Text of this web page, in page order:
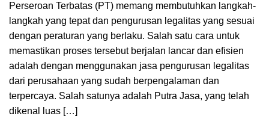
Perseroan Terbatas (PT) memang membutuhkan langkah-
langkah yang tepat dan pengurusan legalitas yang sesuai
dengan peraturan yang berlaku. Salah satu cara untuk
memastikan proses tersebut berjalan lancar dan efisien
adalah dengan menggunakan jasa pengurusan legalitas
dari perusahaan yang sudah berpengalaman dan
terpercaya. Salah satunya adalah Putra Jasa, yang telah
dikenal luas […]